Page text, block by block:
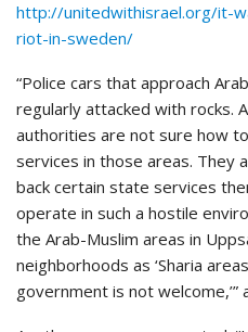
http://unitedwithisrael.org/it-
riot-in-sweden/
“Police cars that approach
regularly attacked with rocks.
authorities are not sure how
services in those areas. They
back certain state services
operate in such a hostile
the Arab-Muslim areas in
neighborhoods as ‘Sharia
government is not welcome,’”